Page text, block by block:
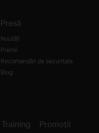
Presă
Noutăţi
Premii
Recomandări de securitate
Blog
Promoții